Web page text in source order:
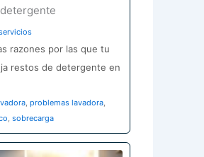
razones por las que tu
restos de detergente en
, problemas lavadora,
, sobrecarga